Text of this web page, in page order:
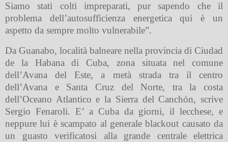
Siamo stati colti impreparati, pur sapendo che il
problema dell’autosufficienza energetica qui è un
aspetto da sempre molto vulnerabile”.
Da Guanabo, località balneare nella provincia di Ciudad
de la Habana di Cuba, zona situata nel comune
dell’Avana del Este, a metà strada tra il centro
dell’Avana e Santa Cruz del Norte, tra la costa
dell’Oceano Atlantico e la Sierra del Canchón, scrive
Sergio Fenaroli. E’ a Cuba da giorni, il lecchese, e
neppure lui è scampato al generale blackout causato da
un guasto verificatosi alla grande centrale elettrica